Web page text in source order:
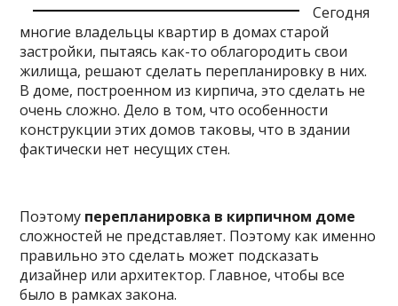
Сегодня
многие владельцы квартир в домах старой
застройки, пытаясь как-то облагородить свои
жилища, решают сделать перепланировку в них.
В доме, построенном из кирпича, это сделать не
очень сложно. Дело в том, что особенности
конструкции этих домов таковы, что в здании
фактически нет несущих стен.
Поэтому перепланировка в кирпичном доме
сложностей не представляет. Поэтому как именно
правильно это сделать может подсказать
дизайнер или архитектор. Главное, чтобы все
было в рамках закона.